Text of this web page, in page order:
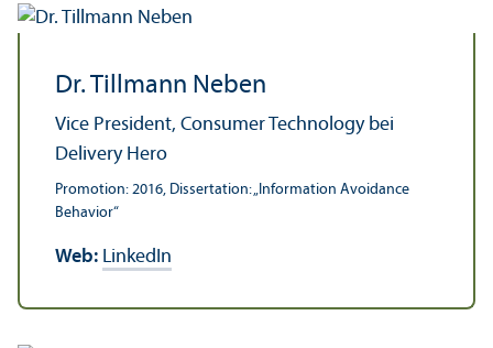
Dr. Tillmann Neben
Vice President, Consumer Technology bei
Delivery Hero
Promotion: 2016, Dissertation: „Information Avoidance
Behavior“
Web: LinkedIn